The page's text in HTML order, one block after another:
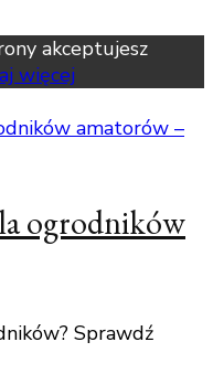
akceptujesz
więcej
ogrodników
Sprawdź